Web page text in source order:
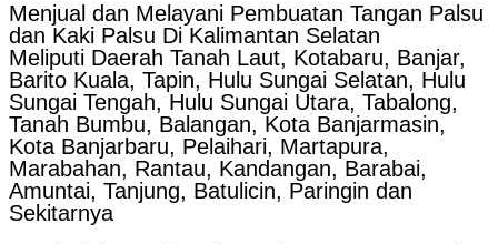
Menjual dan Melayani Pembuatan Tangan Palsu
dan Kaki Palsu Di Kalimantan Selatan
Meliputi Daerah Tanah Laut, Kotabaru, Banjar,
Barito Kuala, Tapin, Hulu Sungai Selatan, Hulu
Sungai Tengah, Hulu Sungai Utara, Tabalong,
Tanah Bumbu, Balangan, Kota Banjarmasin,
Kota Banjarbaru, Pelaihari, Martapura,
Marabahan, Rantau, Kandangan, Barabai,
Amuntai, Tanjung, Batulicin, Paringin dan
Sekitarnya